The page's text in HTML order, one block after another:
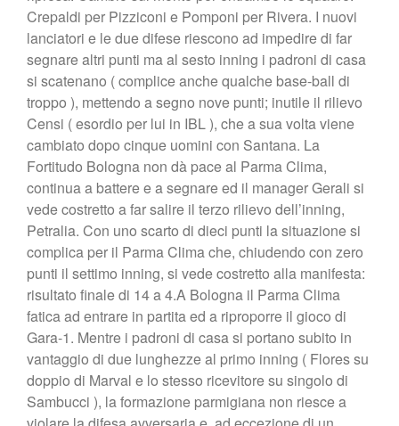
Crepaldi per Pizziconi e Pomponi per Rivera. I nuovi
lanciatori e le due difese riescono ad impedire di far
segnare altri punti ma al sesto inning i padroni di casa
si scatenano ( complice anche qualche base-ball di
troppo ), mettendo a segno nove punti; inutile il rilievo
Censi ( esordio per lui in IBL ), che a sua volta viene
cambiato dopo cinque uomini con Santana. La
Fortitudo Bologna non dà pace al Parma Clima,
continua a battere e a segnare ed il manager Gerali si
vede costretto a far salire il terzo rilievo dell’inning,
Petralia. Con uno scarto di dieci punti la situazione si
complica per il Parma Clima che, chiudendo con zero
punti il settimo inning, si vede costretto alla manifesta:
risultato finale di 14 a 4.A Bologna il Parma Clima
fatica ad entrare in partita ed a riproporre il gioco di
Gara-1. Mentre i padroni di casa si portano subito in
vantaggio di due lunghezze al primo inning ( Flores su
doppio di Marval e lo stesso ricevitore su singolo di
Sambucci ), la formazione parmigiana non riesce a